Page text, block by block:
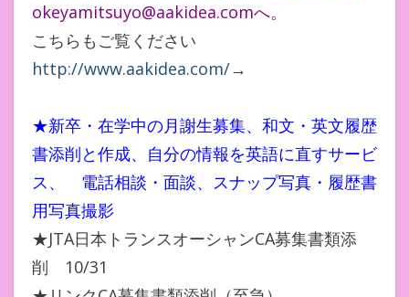
okeyamitsuyo@aakidea.comへ。
こちらもご覧ください
http://www.aakidea.com/→
★新卒・在学中の月謝生募集、和文・英文履歴
書添削と作成、自分の情報を英語に直すサービ
ス、 電話相談・面談、スナップ写真・履歴書
用写真撮影
★JTA日本トランスオーシャンCA募集書類添
削 10/31